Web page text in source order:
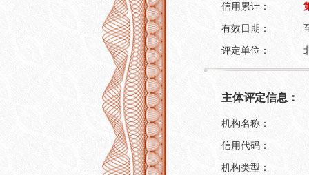
信用累计：
有效日期：
评定单位：
主体评定信息：
机构名称：
信用代码：
机构类型：